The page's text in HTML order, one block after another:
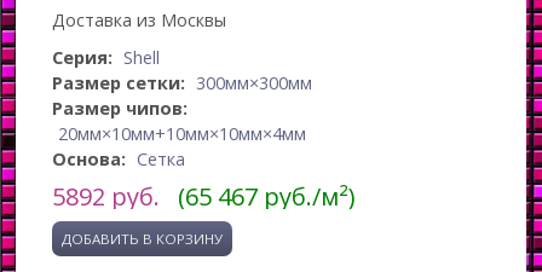
Доставка из Москвы
Серия: Shell
Размер сетки: 300мм×300мм
Размер чипов:
20мм×10мм+10мм×10мм×4мм
Основа: Сетка
5892 руб. (65 467 руб./м²)